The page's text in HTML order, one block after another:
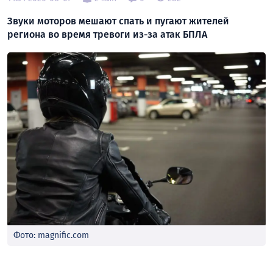
Звуки моторов мешают спать и пугают жителей
региона во время тревоги из-за атак БПЛА
Фото: magnific.com